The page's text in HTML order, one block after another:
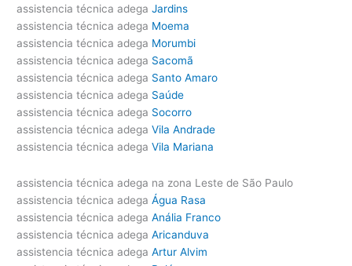
assistencia técnica adega Jardins
assistencia técnica adega Moema
assistencia técnica adega Morumbi
assistencia técnica adega Sacomã
assistencia técnica adega Santo Amaro
assistencia técnica adega Saúde
assistencia técnica adega Socorro
assistencia técnica adega Vila Andrade
assistencia técnica adega Vila Mariana
assistencia técnica adega na zona Leste de São Paulo
assistencia técnica adega Água Rasa
assistencia técnica adega Anália Franco
assistencia técnica adega Aricanduva
assistencia técnica adega Artur Alvim